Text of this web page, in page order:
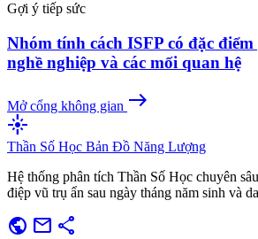
Gợi ý tiếp sức
Nhóm tính cách ISFP có đặc
nghề nghiệp và các mối quan hệ
Mở cổng không gian east
flare
Thần Số Học Bản Đồ Năng Lượng
Hệ thống phân tích Thần Số Học chuyên
điệp vũ trụ ẩn sau ngày tháng năm sinh và
public mail share